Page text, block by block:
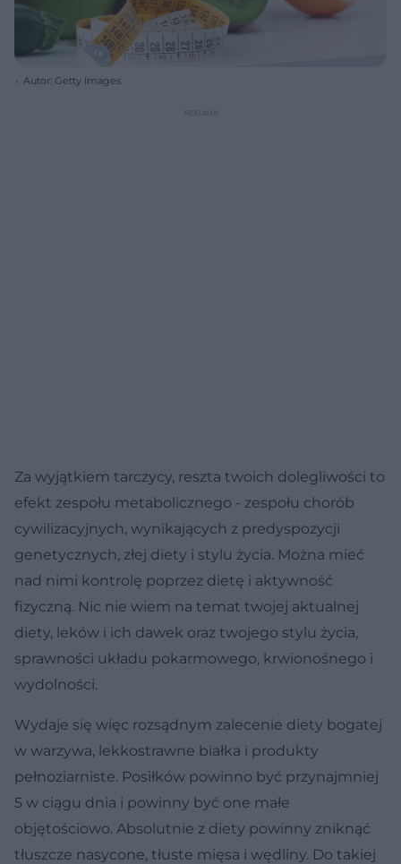
Autor: Getty Images
Za wyjątkiem tarczycy, reszta twoich dolegliwości to
efekt zespołu metabolicznego - zespołu chorób
cywilizacyjnych, wynikających z predyspozycji
genetycznych, złej diety i stylu życia. Można mieć
nad nimi kontrolę poprzez dietę i aktywność
fizyczną. Nic nie wiem na temat twojej aktualnej
diety, leków i ich dawek oraz twojego stylu życia,
sprawności układu pokarmowego, krwionośnego i
wydolności.
Wydaje się więc rozsądnym zalecenie diety bogatej
w warzywa, lekkostrawne białka i produkty
pełnoziarniste. Posiłków powinno być przynajmniej
5 w ciągu dnia i powinny być one małe
objętościowo. Absolutnie z diety powinny zniknąć
tłuszcze nasycone, tłuste mięsa i wędliny. Do takiej